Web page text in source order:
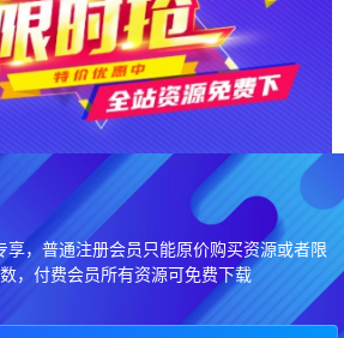
享，普通注册会员只能原价购买资源或者限
，付费会员所有资源可免费下载